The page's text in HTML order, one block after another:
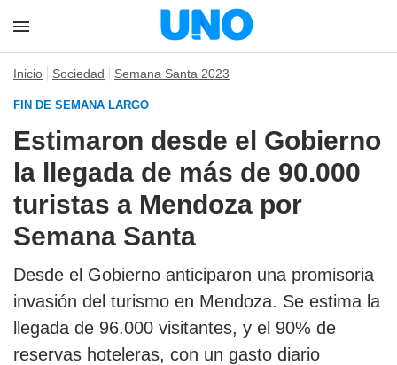
Inicio Sociedad Semana Santa 2023
FIN DE SEMANA LARGO
Estimaron desde el Gobierno
la llegada de más de 90.000
turistas a Mendoza por
Semana Santa
Desde el Gobierno anticiparon una promisoria
invasión del turismo en Mendoza. Se estima la
llegada de 96.000 visitantes, y el 90% de
reservas hoteleras, con un gasto diario